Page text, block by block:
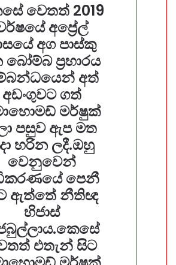
වෙතත් 2019
අප්‍රේල්
අග පාස්කු
බෝම්බ ප්‍රහාරය
අත්
අඩංගුවට ගත්
මර්ෂුක්
පසුව ඇප මත
හරින ලදී.ඔහු
වෙනුවෙන්
පෙනී
ඇත්තේ නීතිඥ
හිජාස්
එතැන් සිට